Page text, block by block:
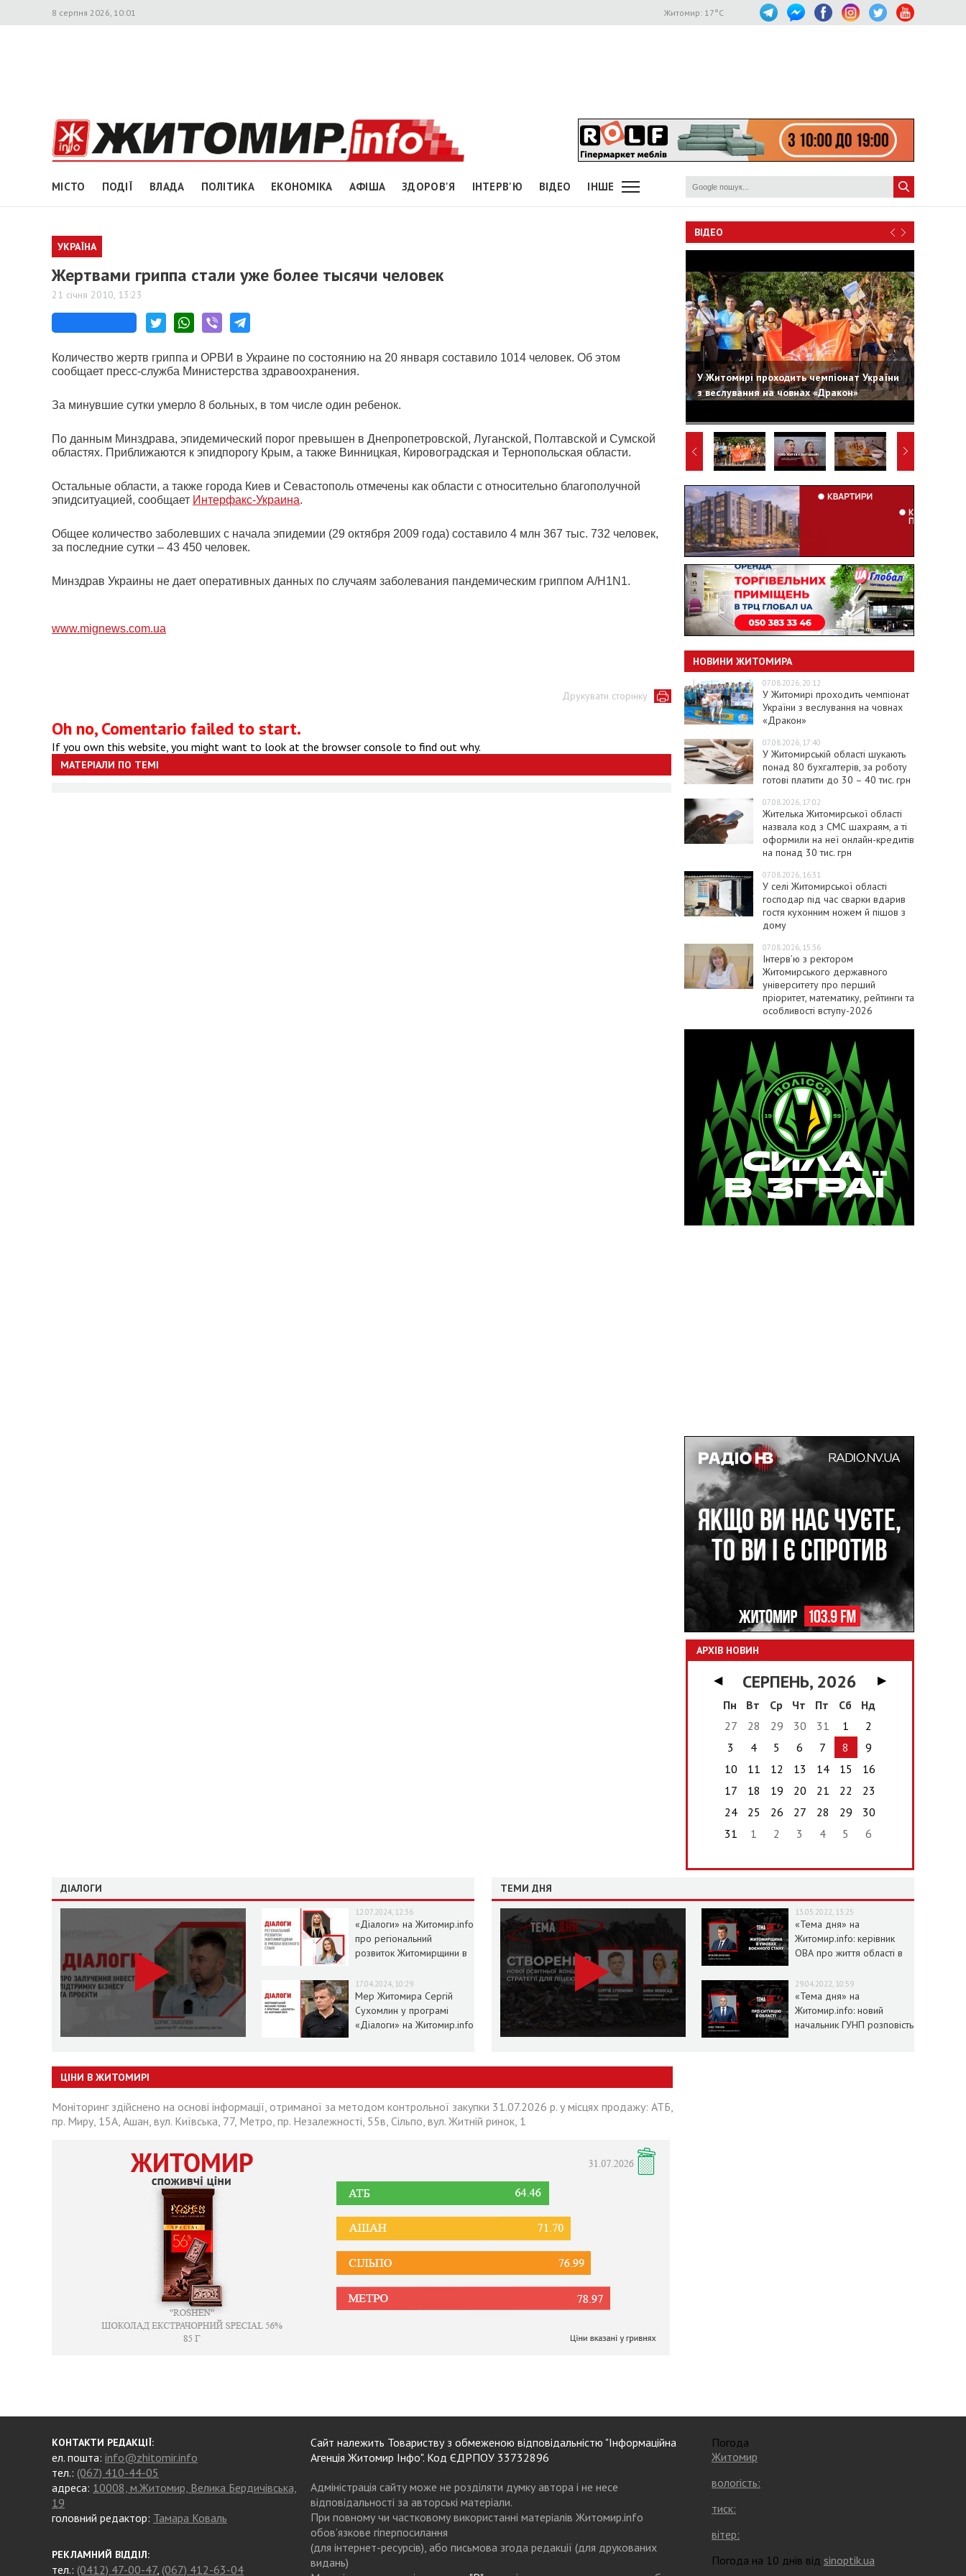
8 серпня 2026, 10:01 Житомир: 17°C
МІСТО ПОДІЇ ВЛАДА ПОЛІТИКА ЕКОНОМІКА АФІША ЗДОРОВ'Я ІНТЕРВ'Ю ВІДЕО ІНШЕ
УКРАЇНА
Жертвами гриппа стали уже более тысячи человек
21 січня 2010, 13:23
Количество жертв гриппа и ОРВИ в Украине по состоянию на 20 января составило 1014 человек. Об этом
сообщает пресс-служба Министерства здравоохранения.
За минувшие сутки умерло 8 больных, в том числе один ребенок.
По данным Минздрава, эпидемический порог превышен в Днепропетровской, Луганской, Полтавской и Сумской
областях. Приближаются к эпидпорогу Крым, а также Винницкая, Кировоградская и Тернопольская области.
Остальные области, а также города Киев и Севастополь отмечены как области с относительно благополучной
эпидситуацией, сообщает Интерфакс-Украина.
Общее количество заболевших с начала эпидемии (29 октября 2009 года) составило 4 млн 367 тыс. 732 человек,
за последние сутки – 43 450 человек.
Минздрав Украины не дает оперативных данных по случаям заболевания пандемическим гриппом А/H1N1.
www.mignews.com.ua
Друкувати сторінку
Oh no, Comentario failed to start.
If you own this website, you might want to look at the browser console to find out why.
МАТЕРІАЛИ ПО ТЕМІ
ВІДЕО
У Житомирі проходить чемпіонат України
з веслування на човнах «Дракон»
НОВИНИ ЖИТОМИРА
07.08.2026, 20:12
У Житомирі проходить чемпіонат
України з веслування на човнах
«Дракон»
07.08.2026, 17:40
У Житомирській області шукають
понад 80 бухгалтерів, за роботу
готові платити до 30 – 40 тис. грн
07.08.2026, 17:02
Жителька Житомирської області
назвала код з СМС шахраям, а ті
оформили на неї онлайн-кредитів
на понад 30 тис. грн
07.08.2026, 16:31
У селі Житомирської області
господар під час сварки вдарив
гостя кухонним ножем й пішов з
дому
07.08.2026, 15:36
Інтерв’ю з ректором
Житомирського державного
університету про перший
пріоритет, математику, рейтинги та
особливості вступу-2026
АРХІВ НОВИН
◀ СЕРПЕНЬ, 2026
▶
Пн
Вт Ср Чт Пт Сб
Нд
27
28 29 30 31 1
2
3
4 5 6 7 8
9
10
11 12 13 14 15
16
17
18 19 20 21 22
23
24
25 26 27 28 29
30
31
1 2 3 4 5 6
ДІАЛОГИ
12.07.2024, 12:36
«Діалоги» на Житомир.info
про регіональний
розвиток Житомирщини в
17.04.2024, 10:29
Мер Житомира Сергій
Сухомлин у програмі
«Діалоги» на Житомир.info
ТЕМИ ДНЯ
13.05.2022, 13:25
«Тема дня» на
Житомир.info: керівник
ОВА про життя області в
29.04.2022, 10:59
«Тема дня» на
Житомир.info: новий
начальник ГУНП розповість
ЦІНИ В ЖИТОМИРІ
Моніторинг здійснено на основі інформації, отриманої за методом контрольної закупки 31.07.2026 р. у місцях продажу: АТБ,
пр. Миру, 15А, Ашан, вул. Київська, 77, Метро, пр. Незалежності, 55в, Сільпо, вул. Житній ринок, 1
КОНТАКТИ РЕДАКЦІЇ:
ел. пошта: info@zhitomir.info
тел.: (067) 410-44-05
адреса: 10008, м.Житомир, Велика Бердичівська,
19
головний редактор: Тамара Коваль
РЕКЛАМНИЙ ВІДДІЛ:
тел.: (0412) 47-00-47, (067) 412-63-04
Сайт належить Товариству з обмеженою відповідальністю "Інформаційна
Агенція Житомир Інфо". Код ЄДРПОУ 33732896
Адміністрація сайту може не розділяти думку автора і не несе
відповідальності за авторські матеріали.
При повному чи частковому використанні матеріалів Житомир.info
обов’язкове гіперпосилання
(для інтернет-ресурсів), або письмова згода редакції (для друкованих
видань)
Погода
Житомир
вологість:
тиск:
вітер:
Погода на 10 днів від sinoptik.ua